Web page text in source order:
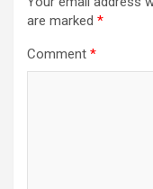
are marked *
Comment *